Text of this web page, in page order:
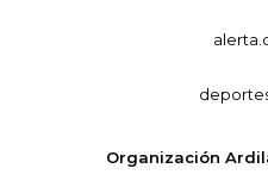
Organización